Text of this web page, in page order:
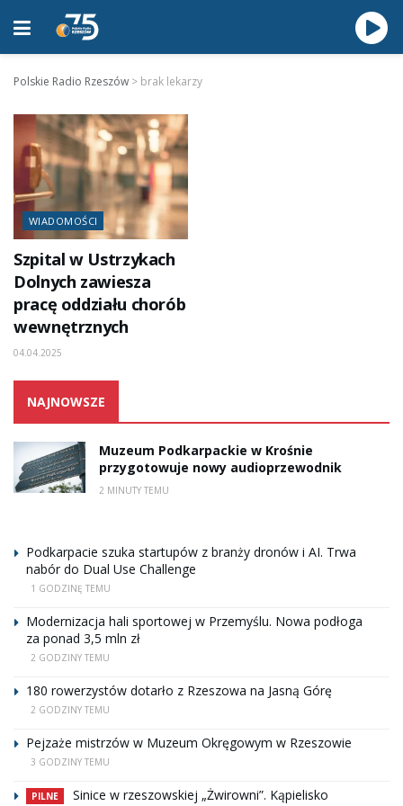
Polskie Radio Rzeszów > brak lekarzy
WIADOMOŚCI
Szpital w Ustrzykach
Dolnych zawiesza
pracę oddziału chorób
wewnętrznych
04.04.2025
NAJNOWSZE
Muzeum Podkarpackie w Krośnie
przygotowuje nowy audioprzewodnik
2 MINUTY TEMU
Podkarpacie szuka startupów z branży dronów i AI. Trwa
nabór do Dual Use Challenge
1 GODZINĘ TEMU
Modernizacja hali sportowej w Przemyślu. Nowa podłoga
za ponad 3,5 mln zł
2 GODZINY TEMU
180 rowerzystów dotarło z Rzeszowa na Jasną Górę
2 GODZINY TEMU
Pejzaże mistrzów w Muzeum Okręgowym w Rzeszowie
3 GODZINY TEMU
PILNE
Sinice w rzeszowskiej „Żwirowni”. Kąpielisko